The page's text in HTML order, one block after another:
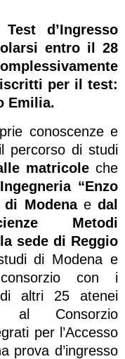
d’Ingresso
entro il 28
per il test:
Emilia.
conoscenze e
percorso di studi
matricole che
“Enzo
di Modena e dal
Metodi
sede di Reggio
di Modena e
con i
altri 25 atenei
al Consorzio
per l’Accesso
prova d’ingresso